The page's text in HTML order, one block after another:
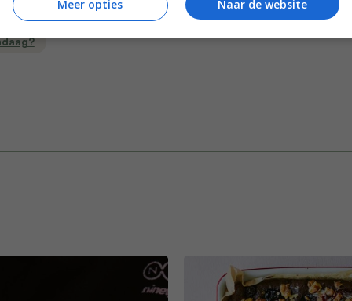
Keukens Pasta recepten
Naar de website
Meer opties